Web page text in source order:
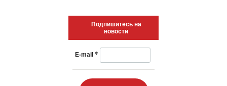
Подпишитесь на
новости
E-mail *